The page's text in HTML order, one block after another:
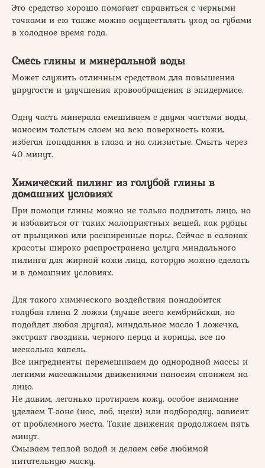
Это средство хорошо помогает справиться с черными
точками и ею также можно осуществлять уход за губами
в холодное время года.
Смесь глины и минеральной воды
Может служить отличным средством для повышения
упругости и улучшения кровообращения в эпидермисе.
Одну часть минерала смешиваем с двумя частями воды,
наносим толстым слоем на всю поверхность кожи,
избегая попадания в глаза и на слизистые. Смыть через
40 минут.
Химический пилинг из голубой глины в
домашних условиях
При помощи глины можно не только подпитать лицо, но
и избавиться от таких малоприятных вещей, как рубцы
от прыщиков или расширенные поры. Сейчас в салонах
красоты широко распространена услуга миндального
пилинга для жирной кожи лица, которую можно сделать
и в домашних условиях.
Для такого химического воздействия понадобится
голубая глина 2 ложки (лучше всего кембрийская, но
подойдет любая другая), миндальное масло 1 ложечка,
экстракт гвоздики, черного перца и корицы, все по
несколько капель.
Все ингредиенты перемешиваем до однородной массы и
легкими массажными движениями наносим спонжем на
лицо.
Не давим, легонько протираем кожу, особое внимание
уделяем Т-зоне (нос, лоб, щеки) или подбородку, зависит
от проблемного места. Такие движения продолжаем пять
минут.
Смываем теплой водой и делаем себе любимой
питательную маску.